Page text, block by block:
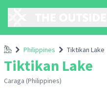
AccueilPhilippines Tiktikan Lake
Tiktikan Lake
Caraga (Philippines)